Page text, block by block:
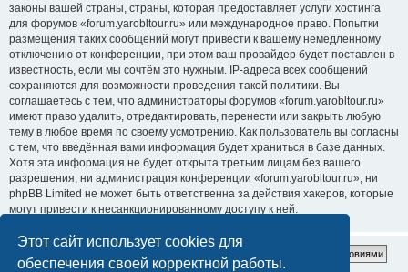
Этот сайт использует cookies для
обеспечения своей корректной работы.
законы вашей страны, страны, которая предоставляет услуги хостинга
для форумов «forum.yarobltour.ru» или международное право. Попытки
размещения таких сообщений могут привести к вашему немедленному
отключению от конференции, при этом ваш провайдер будет поставлен в
известность, если мы сочтём это нужным. IP-адреса всех сообщений
сохраняются для возможности проведения такой политики. Вы
соглашаетесь с тем, что администраторы форумов «forum.yarobltour.ru»
имеют право удалить, отредактировать, перенести или закрыть любую
тему в любое время по своему усмотрению. Как пользователь вы согласны
с тем, что введённая вами информация будет храниться в базе данных.
Хотя эта информация не будет открыта третьим лицам без вашего
разрешения, ни администрация конференции «forum.yarobltour.ru», ни
phpBB Limited не может быть ответственна за действия хакеров, которые
могут привести к несанкционированному доступу к ней.